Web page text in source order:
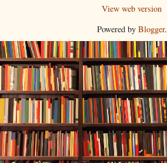
View web version
Powered by Blogger.